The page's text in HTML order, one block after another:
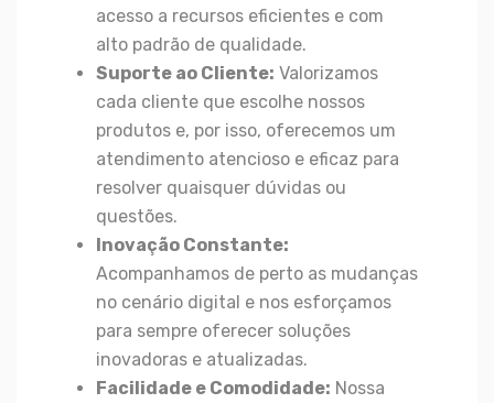
acesso a recursos eficientes e com
alto padrão de qualidade.
Suporte ao Cliente: Valorizamos
cada cliente que escolhe nossos
produtos e, por isso, oferecemos um
atendimento atencioso e eficaz para
resolver quaisquer dúvidas ou
questões.
Inovação Constante:
Acompanhamos de perto as mudanças
no cenário digital e nos esforçamos
para sempre oferecer soluções
inovadoras e atualizadas.
Facilidade e Comodidade: Nossa